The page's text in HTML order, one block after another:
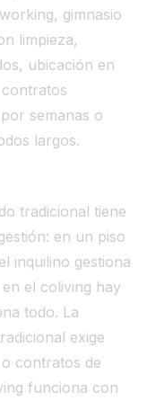
gimnasio
limpieza,
ubicación en
semanas o
largos.
tradicional tiene
en un piso
inquilino gestiona
el coliving hay
todo. La
exige
contratos de
funciona con